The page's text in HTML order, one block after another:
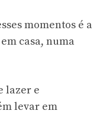
momentos é a
casa, numa
lazer e
levar em